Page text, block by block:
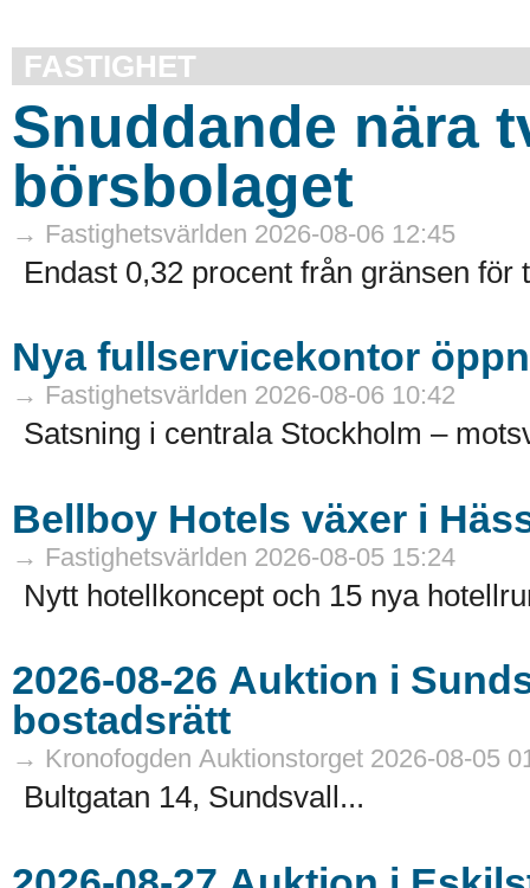
FASTIGHET
Snuddande nära
börsbolaget
→ Fastighetsvärlden 2026-08-06 12:45
Endast 0,32 procent från gränsen för
Nya fullservicekontor
→ Fastighetsvärlden 2026-08-06 10:42
Satsning i centrala Stockholm –
Bellboy Hotels växer i
→ Fastighetsvärlden 2026-08-05 15:24
Nytt hotellkoncept och 15 nya
2026-08-26 Auktion i Sundsvall - Fastigheter och
bostadsrätt
→ Kronofogden Auktionstorget 2026-08-05
Bultgatan 14, Sundsvall...